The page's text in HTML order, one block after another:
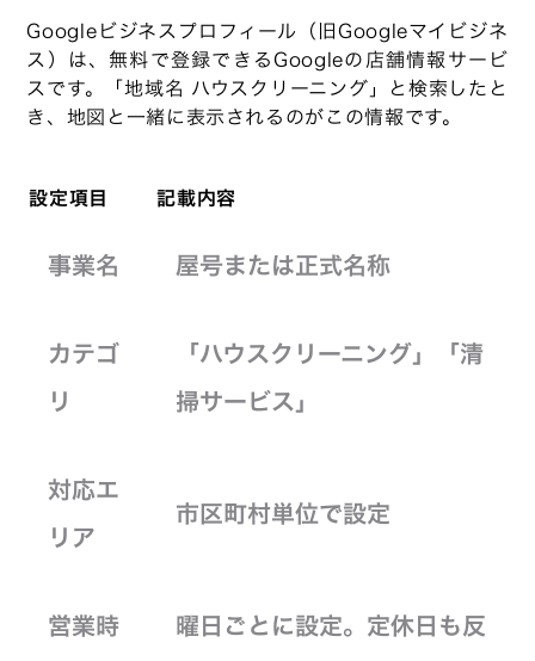
Googleビジネスプロフィール（旧Googleマイビジネ
ス）は、無料で登録できるGoogleの店舗情報サービ
スです。「地域名 ハウスクリーニング」と検索したと
き、地図と一緒に表示されるのがこの情報です。
設定項目 記載内容
事業名 屋号または正式名称
カテゴ
リ
「ハウスクリーニング」「清
掃サービス」
対応エ
リア
市区町村単位で設定
営業時
曜日ごとに設定。定休日も反